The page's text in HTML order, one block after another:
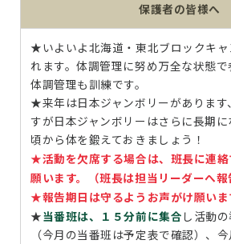
保護者の皆様へ
★いよいよ北海道・東北ブロックキ
れます。体調管理に努め万全な状態で
体調管理も訓練です。
★来年は日本ジャンボリーがあります
すが日本ジャンボリーはさらに長期に
頃から体を鍛えておきましょう！
★活動を欠席する場合は、班長に連
願います。（班長は担当リーダーへ報
★報告期日は守るようお声がけ願いま
★当番班は、１５分前に集合 し活動
（今月の当番班は予定表で確認）、